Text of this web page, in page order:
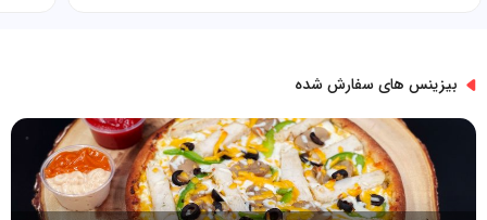
بیزینس های سفارش شده